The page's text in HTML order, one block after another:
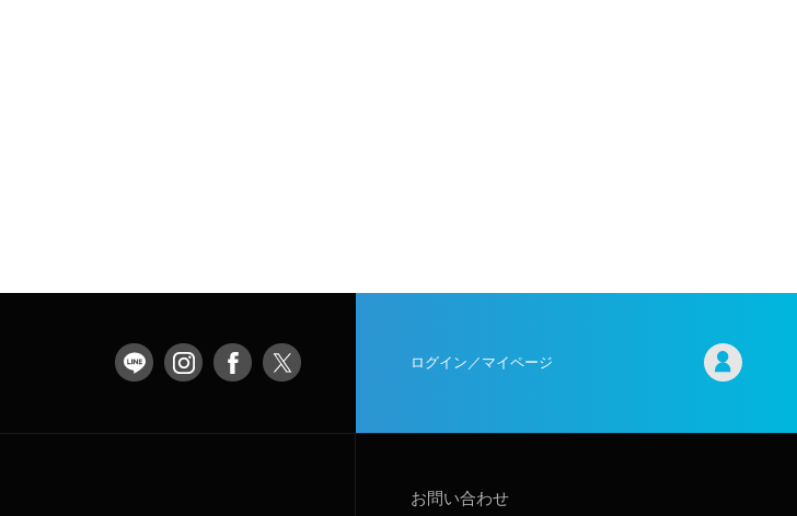
ログイン／マイページ
お問い合わせ